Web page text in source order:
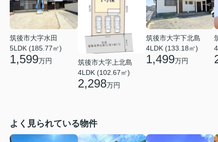
筑後市大字水田
5LDK (185.77㎡)
1,599万円
筑後市大字上北島
4LDK (102.67㎡)
2,298万円
筑後市大字下北島
4LDK (133.18㎡)
1,499万円
よく見られている物件